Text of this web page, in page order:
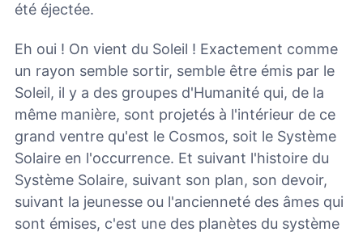
été éjectée.
Eh oui ! On vient du Soleil ! Exactement comme
un rayon semble sortir, semble être émis par le
Soleil, il y a des groupes d'Humanité qui, de la
même manière, sont projetés à l'intérieur de ce
grand ventre qu'est le Cosmos, soit le Système
Solaire en l'occurrence. Et suivant l'histoire du
Système Solaire, suivant son plan, son devoir,
suivant la jeunesse ou l'ancienneté des âmes qui
sont émises, c'est une des planètes du système